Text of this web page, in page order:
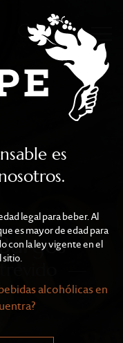
es
legal para beber. Al
es mayor de edad para
con la ley vigente en el
sitio.
alcohólicas en